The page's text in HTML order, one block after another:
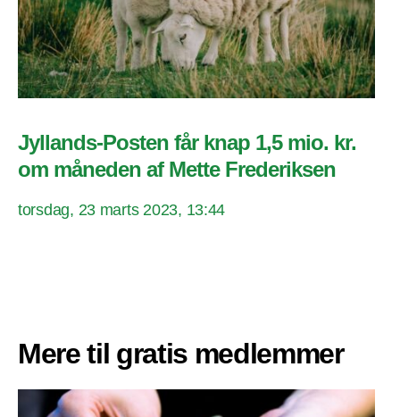
Jyllands-Posten får knap 1,5 mio. kr.
om måneden af Mette Frederiksen
torsdag, 23 marts 2023, 13:44
Mere til gratis medlemmer